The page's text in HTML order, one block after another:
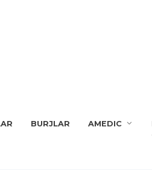
BURJLAR AMEDIC